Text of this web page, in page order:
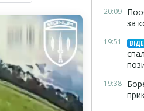
20:09
за
19:51
19:38